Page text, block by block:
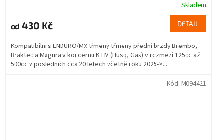
Skladem
od 430 Kč DETAIL
Kompatibilní s ENDURO/MX třmeny třmeny přední brzdy Brembo,
Braktec a Magura v koncernu KTM (Husq, Gas) v rozmezí 125cc až
500cc v posledních cca 20 letech včetně roku 2025->...
Kód: M094421